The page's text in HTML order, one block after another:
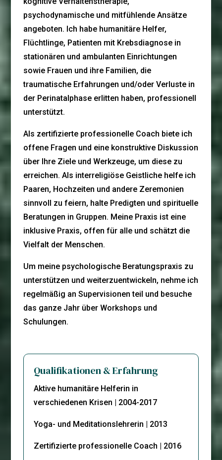
psychodynamische und mitfühlende Ansätze
angeboten. Ich habe humanitäre Helfer,
Flüchtlinge, Patienten mit Krebsdiagnose in
stationären und ambulanten Einrichtungen
sowie Frauen und ihre Familien, die
traumatische Erfahrungen und/oder Verluste in
der Perinatalphase erlitten haben, professionell
unterstützt.
Als zertifizierte professionelle Coach biete ich
offene Fragen und eine konstruktive Diskussion
über Ihre Ziele und Werkzeuge, um diese zu
erreichen. Als interreligiöse Geistliche helfe ich
Paaren, Hochzeiten und andere Zeremonien
sinnvoll zu feiern, halte Predigten und spirituelle
Beratungen in Gruppen. Meine Praxis ist eine
inklusive Praxis, offen für alle und schätzt die
Vielfalt der Menschen.
Um meine psychologische Beratungspraxis zu
unterstützen und weiterzuentwickeln, nehme ich
regelmäßig an Supervisionen teil und besuche
das ganze Jahr über Workshops und
Schulungen.
Qualifikationen & Erfahrung
Aktive humanitäre Helferin in
verschiedenen Krisen | 2004-2017
Yoga- und Meditationslehrerin | 2013
Zertifizierte professionelle Coach | 2016